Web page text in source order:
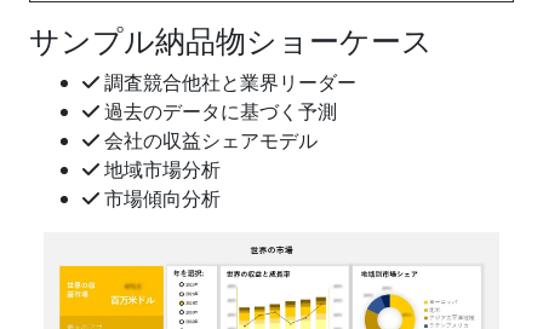
サンプル納品物ショーケース
調査競合他社と業界リーダー
過去のデータに基づく予測
会社の収益シェアモデル
地域市場分析
市場傾向分析